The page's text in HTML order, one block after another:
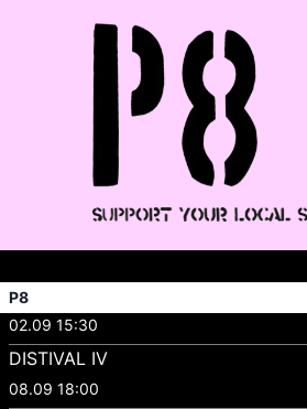
P8
02.09 15:30
DISTIVAL IV
08.09 18:00